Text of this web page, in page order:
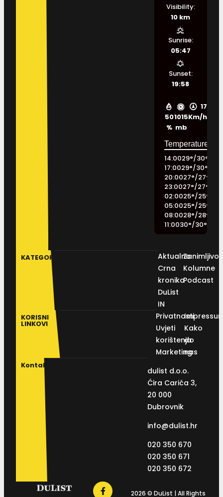
50
%
1015
mb
17
Km/h
Visibility:
10 km
Sunrise:
05:47
Sunset:
19:58
14:0029°/30°
17:0029°/30°
20:0027°/27°
23:0027°/27°
02:0025°/25°
05:0025°/25°
08:0028°/28°
11:0030°/30°
KATEGORIJE
Aktualno
Crna
kronika
DuList
IN
Kolumne
Podcast
KORISNI
LINKOVI
Privatnosti
Uvjeti
korištenja
Marketing
Kako
do
nas
Kontakt
dulist d.o.o.
Ćira Carića 3,
20 000
Dubrovnik
info@dulist.hr
020 350 670
020 350 671
020 350 672
2026 © DuList | All Rights